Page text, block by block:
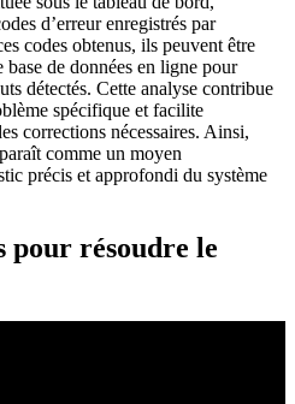
d’erreur enregistrés par
codes obtenus, ils peuvent être
de données en ligne pour
détectés. Cette analyse contribue
spécifique et facilite
corrections nécessaires. Ainsi,
comme un moyen
précis et approfondi du système
pour résoudre le